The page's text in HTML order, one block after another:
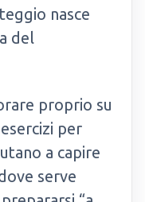
nasce
del
proprio su
per
a capire
serve